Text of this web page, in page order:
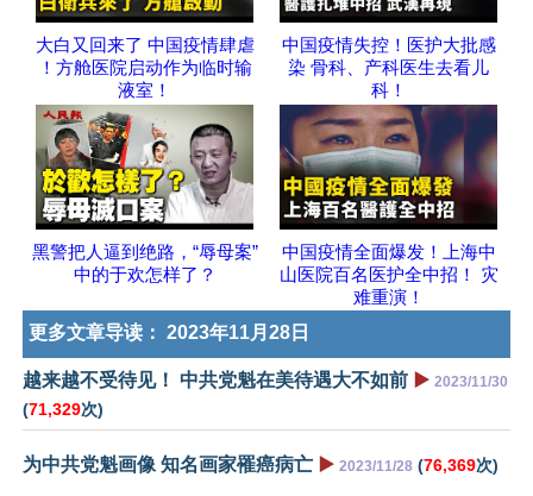
大白又回来了 中国疫情肆虐
！方舱医院启动作为临时输
液室！
中国疫情失控！医护大批感
染 骨科、产科医生去看儿
科！
黑警把人逼到绝路，“辱母案”
中的于欢怎样了？
中国疫情全面爆发！上海中
山医院百名医护全中招！ 灾
难重演！
更多文章导读： 2023年11月28日
越来越不受待见！ 中共党魁在美待遇大不如前 ▶️ 2023/11/30
(71,329次)
为中共党魁画像 知名画家罹癌病亡 ▶️ 2023/11/28 (76,369次)